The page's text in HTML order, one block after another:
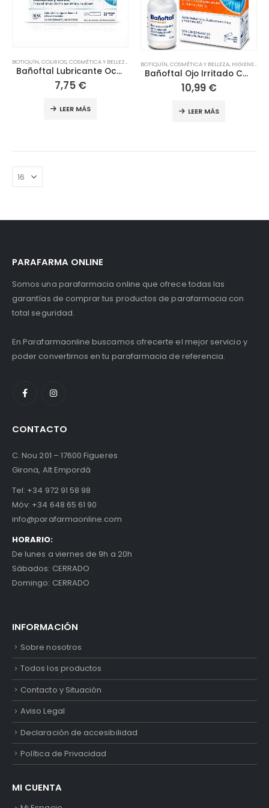
BOTIQUÍN,COLIRIOS,COSMÉTICA Y BELLEZA HIGIENE Y SALUD,OCULAR, OJOS , ÓPTICA
Bañoftal Lubricante Ocular 20 Monodosis
7,75 €
LEER MÁS
BOTIQUÍN,COSMÉTICA Y BELLEZA, HIGIENE Y SALUD
Bañoftal Ojo Irritado Colirio 10 ml
10,99 €
LEER MÁS
PARAFARMA ONLINE
Somos una parafarmacia online que ofrece todas las
garantías de comprar tus productos de parafarmacia con
total seguridad.
En Parafarmaonline buscamos ofrecerte el mejor servicio y
poder convertirnos en tu parafarmacia de referencia.
CONTACTO
C. Nou 201 – 17600 Figueres
Girona, Alt Empordà
Tel: +34 972 91 58 98
Móv: +34 648 65 61 90
info@parafarmaonline.com
HORARIO:
De lunes a viernes de 9h a 20h
Sábados: CERRADO
Domingo: CERRADO
INFORMACIÓN
Sobre nosotros
Todos los productos
Contacto y Situación
Aviso Legal
Declaración de accesibilidad
Política de Privacidad
MI CUENTA